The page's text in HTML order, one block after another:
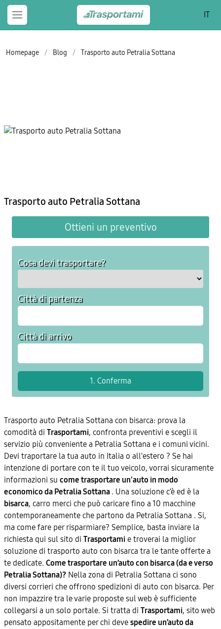
IT
Homepage / Blog / Trasporto auto Petralia Sottana
Trasporto auto Petralia Sottana
Ottieni un preventivo
Cosa devi trasportare?
Città di partenza
Città di arrivo
Trasporto auto Petralia Sottana con bisarca: prova la
comodità di Trasportami, confronta preventivi e scegli il
servizio più conveniente a Petralia Sottana e i comuni vicini.
Devi traportare la tua auto in Italia o all'estero ? Se hai
intenzione di portare con te il tuo veicolo, vorrai sicuramente
informazioni su come trasportare un'auto in modo
economico da Petralia Sottana . Una soluzione c’è ed è la
bisarca, carro merci che può caricare fino a 10 macchine
contemporaneamente che partono da Petralia Sottana . Si,
ma come fare per risparmiare? Semplice, basta inviare la
richiesta qui sul sito di Trasportami e troverai la miglior
soluzione di trasporto auto con bisarca tra le tante offerte a
te dedicate. Come trasportare un’auto con bisarca (da e verso
Petralia Sottana)? Nella zona di Petralia Sottana ci sono
diversi corrieri che offrono spedizioni di auto con bisarca. Per
non impazzire tra le varie proposte sul web è sufficiente
collegarsi a un solo portale. Si tratta di Trasportami, sito web
pensato appositamente per chi deve spedire un’auto da